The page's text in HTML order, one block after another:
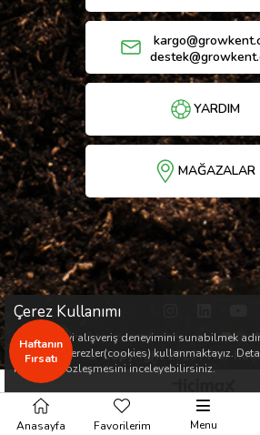
YARDIM
MAĞAZALAR
Haftanın
Fırsatı
© Copyright 2026 / Her
Çerez Kullanımı
Sizlere en iyi alışveriş deneyimini sunabilmek
sitemizde çerezler(cookies) kullanmaktayız.
için Kvkk sözleşmesini inceleyebilirsiniz.
Anasayfa Favorilerim Menu